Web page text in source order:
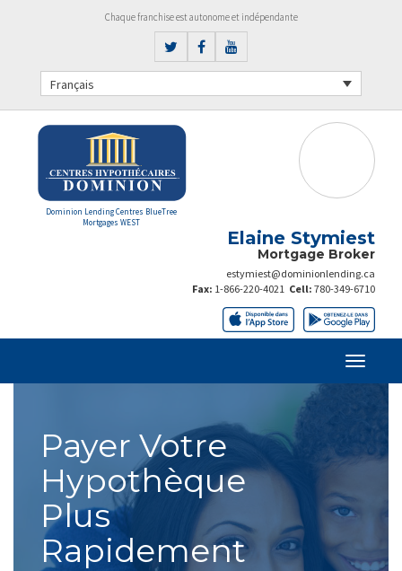
Chaque franchise est autonome et indépendante
Français
Dominion Lending Centres BlueTree
Mortgages WEST
Elaine Stymiest
Mortgage Broker
estymiest@dominionlending.ca
Cell: 780-349-6710
Fax: 1-866-220-4021
Payer Votre
Hypothèque
Plus
Rapidement